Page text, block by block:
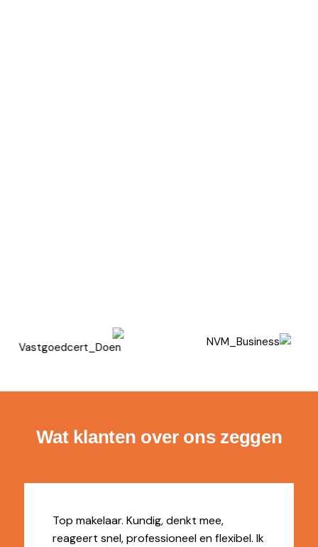
Wat klanten over ons zeggen
Top makelaar. Kundig, denkt mee,
reageert snel, professioneel en flexibel. Ik